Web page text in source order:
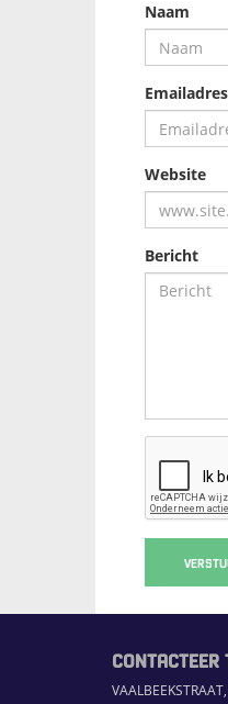
Naam
Emailadres
Website
Bericht